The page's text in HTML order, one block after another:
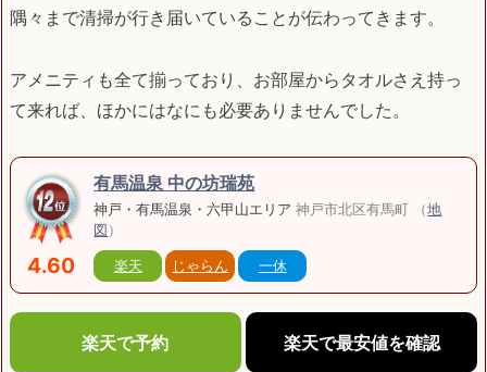
隅々まで清掃が行き届いていることが伝わってきます。
アメニティも全て揃っており、お部屋からタオルさえ持っ
て来れば、ほかにはなにも必要ありませんでした。
4.60
有馬温泉 中の坊瑞苑
神戸・有馬温泉・六甲山エリア神戸市北区有馬町 （地
図）
楽天 じゃらん 一休
楽天で予約 楽天で最安値を確認